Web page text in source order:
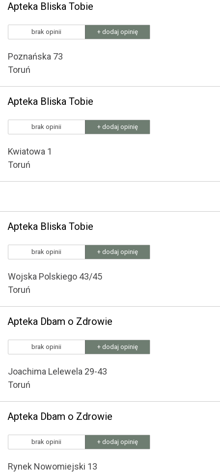
Apteka Bliska Tobie
brak opinii + dodaj opinię
Poznańska 73
Toruń
Apteka Bliska Tobie
brak opinii + dodaj opinię
Kwiatowa 1
Toruń
Apteka Bliska Tobie
brak opinii + dodaj opinię
Wojska Polskiego 43/45
Toruń
Apteka Dbam o Zdrowie
brak opinii + dodaj opinię
Joachima Lelewela 29-43
Toruń
Apteka Dbam o Zdrowie
brak opinii + dodaj opinię
Rynek Nowomiejski 13